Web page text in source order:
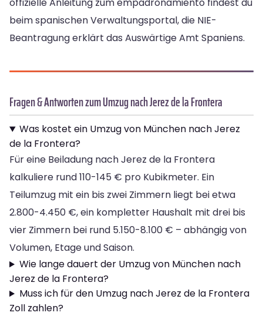
offizielle Anleitung zum empadronamiento findest du
beim spanischen Verwaltungsportal, die NIE-
Beantragung erklärt das Auswärtige Amt Spaniens.
Fragen & Antworten zum Umzug nach Jerez de la Frontera
Was kostet ein Umzug von München nach Jerez
de la Frontera?
Für eine Beiladung nach Jerez de la Frontera
kalkuliere rund 110-145 € pro Kubikmeter. Ein
Teilumzug mit ein bis zwei Zimmern liegt bei etwa
2.800-4.450 €, ein kompletter Haushalt mit drei bis
vier Zimmern bei rund 5.150-8.100 € – abhängig von
Volumen, Etage und Saison.
Wie lange dauert der Umzug von München nach
Jerez de la Frontera?
Muss ich für den Umzug nach Jerez de la Frontera
Zoll zahlen?